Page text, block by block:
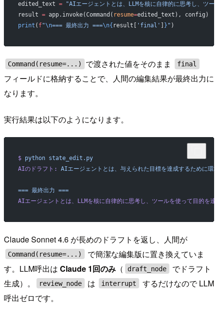
edited_text = "AIエージェントとは、LLMを核に自律的に思考し、ツー
result = app.invoke(Command( resume=edited_text), config)
print ( f"\n=== 最終出力 ===\n{ result[ 'final' } " )
Command(resume=...) で渡された値をそのまま final
フィールドに格納することで、人間の編集結果が最終出力に
なります。
実行結果は以下のようになります。
$ python state_edit.py
AIのドラフト:
AIエージェントとは、与えられた目標を達成するために環
=== 最終出力 ===
AIエージェントとは、LLMを核に自律的に思考し、ツールを使って目的を
Claude Sonnet 4.6 が長めのドラフトを返し、人間が
Command(resume=...)
で簡潔な編集版に置き換えていま
す。LLM呼出は Claude 1回のみ （ draft_node
でドラフト
生成）。
review_node は interrupt
するだけなので LLM
呼出ゼロです。